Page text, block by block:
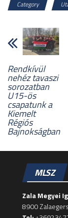
Category
Rendkívül
nehéz tavaszi
sorozatban
U15-ös
csapatunk a
Kiemelt
Régiós
Bajnokságban
MLSZ
Zala Megyei
8900